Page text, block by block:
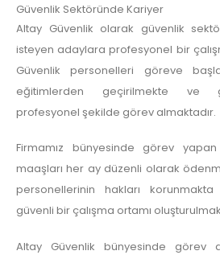
Güvenlik Sektöründe Kariyer
Altay Güvenlik olarak güvenlik
isteyen adaylara profesyonel bir
Güvenlik personelleri göreve
eğitimlerden geçirilmekte ve
profesyonel şekilde görev almaktadır.
Firmamız bünyesinde görev
maaşları her ay düzenli olarak
personellerinin hakları korunmakta
güvenli bir çalışma ortamı
Altay Güvenlik bünyesinde görev